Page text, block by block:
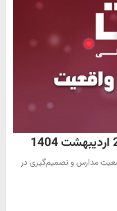
مدارس و تصمیم‌گیری در